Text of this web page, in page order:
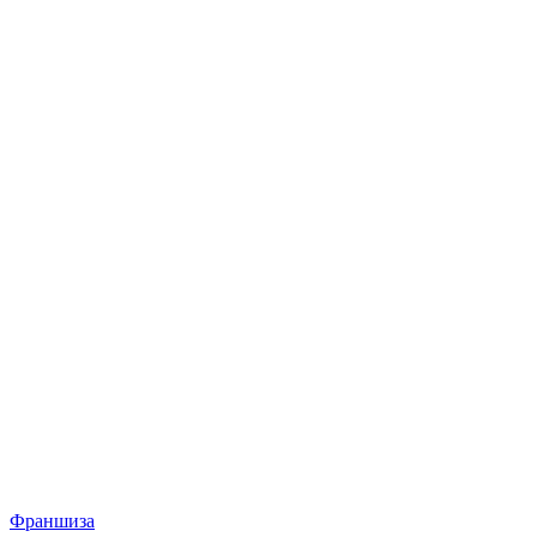
Франшиза